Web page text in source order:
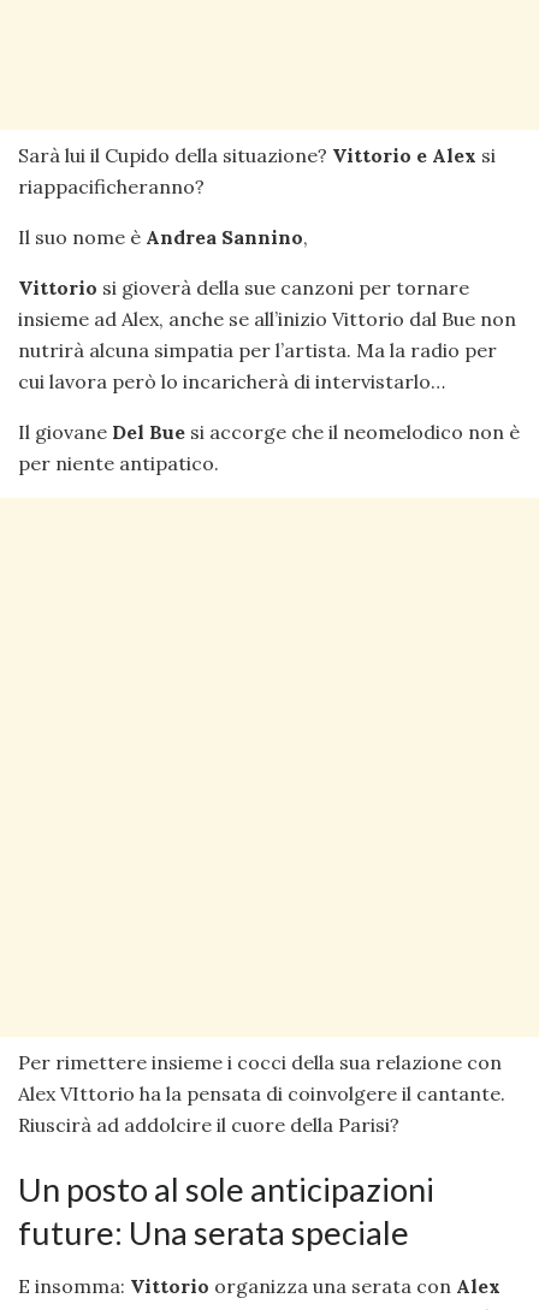
Sarà lui il Cupido della situazione? Vittorio e Alex si
riappacificheranno?
Il suo nome è Andrea Sannino,
Vittorio si gioverà della sue canzoni per tornare
insieme ad Alex, anche se all’inizio Vittorio dal Bue non
nutrirà alcuna simpatia per l’artista. Ma la radio per
cui lavora però lo incaricherà di intervistarlo…
Il giovane Del Bue si accorge che il neomelodico non è
per niente antipatico.
Per rimettere insieme i cocci della sua relazione con
Alex VIttorio ha la pensata di coinvolgere il cantante.
Riuscirà ad addolcire il cuore della Parisi?
Un posto al sole anticipazioni
future: Una serata speciale
E insomma: Vittorio organizza una serata con Alex